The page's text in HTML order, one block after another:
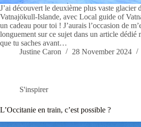
J’ai découvert le deuxième plus vaste glacier
Vatnajökull-Islande, avec Local guide of
un cadeau pour toi ! J’aurais l’occasion de
longuement sur ce sujet dans un article dédié
que tu saches avant…
Justine Caron
28 November 2024
S'inspirer
L’Occitanie en train, c’est possible ?